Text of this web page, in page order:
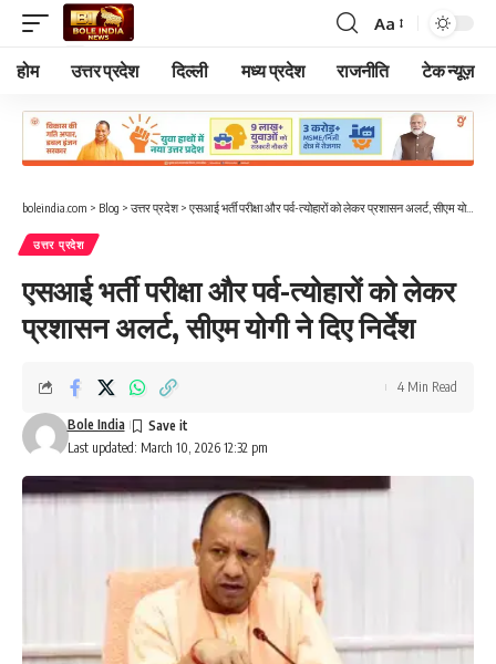
Font
Resizer
Aa
होम उत्तर प्रदेश दिल्ली मध्य प्रदेश राजनीति टेक न्यूज़
boleindia.com > Blog > उत्तर प्रदेश> एसआई भर्ती परीक्षा और पर्व-त्योहारों को लेकर प्रशासन अलर्ट, सीएम योगी ने दिए निर्देश
उत्तर प्रदेश
एसआई भर्ती परीक्षा और पर्व-त्योहारों को लेकर
प्रशासन अलर्ट, सीएम योगी ने दिए निर्देश
Last updated: March 10, 2026 12:32 pm
Bole India
4 Min Read